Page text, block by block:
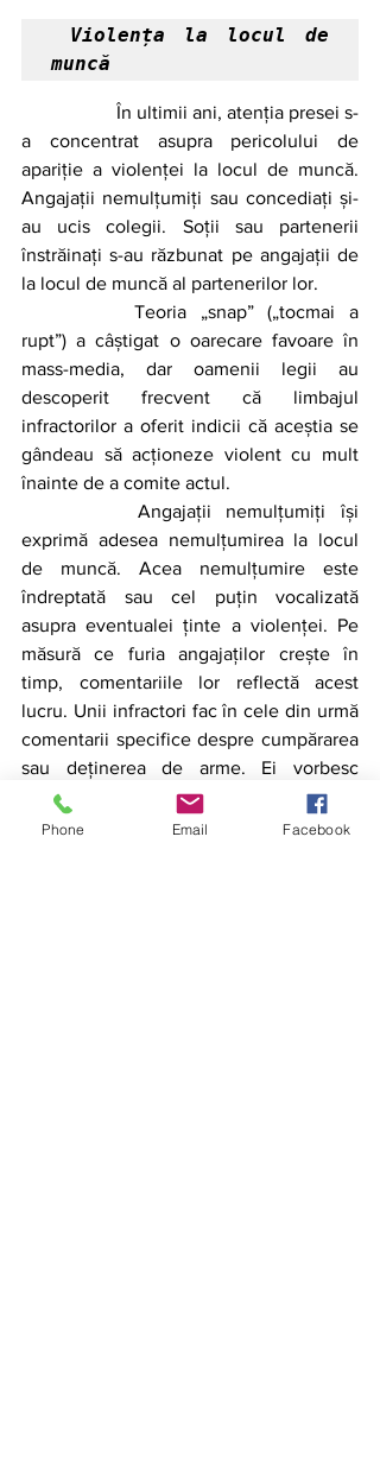
muncă
a concentrat asupra pericolului de
apariție a violenței la locul de muncă.
Angajații nemulțumiți sau concediați și-
au ucis colegii. Soții sau partenerii
înstrăinați s-au răzbunat pe angajații de
la locul de muncă al partenerilor lor.
		Teoria „snap” („tocmai a
rupt”) a câștigat o oarecare favoare în
mass-media, dar oamenii legii au
descoperit frecvent că limbajul
infractorilor a oferit indicii că aceștia se
gândeau să acționeze violent cu mult
înainte de a comite actul.
exprimă adesea nemulțumirea la locul
de muncă. Acea nemulțumire este
îndreptată sau cel puțin vocalizată
asupra eventualei ținte a violenței. Pe
măsură ce furia angajaților crește în
timp, comentariile lor reflectă acest
lucru. Unii infractori fac în cele din urmă
comentarii specifice despre cumpărarea
sau deținerea de arme. Ei vorbesc
despre comiterea unui act violent
împotriva țintei furiei lor, cum ar fi: „Într-
Phone Email Facebook